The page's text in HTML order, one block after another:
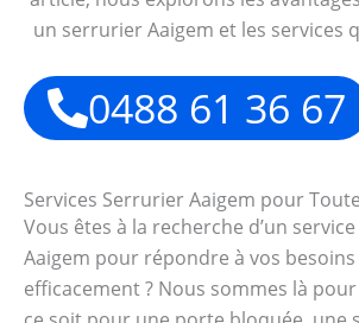
un serrurier Aaigem et les services
0488 61 36 67
Services Serrurier Aaigem pour
Vous êtes à la recherche d’un
Aaigem pour répondre à vos
efficacement ? Nous sommes là